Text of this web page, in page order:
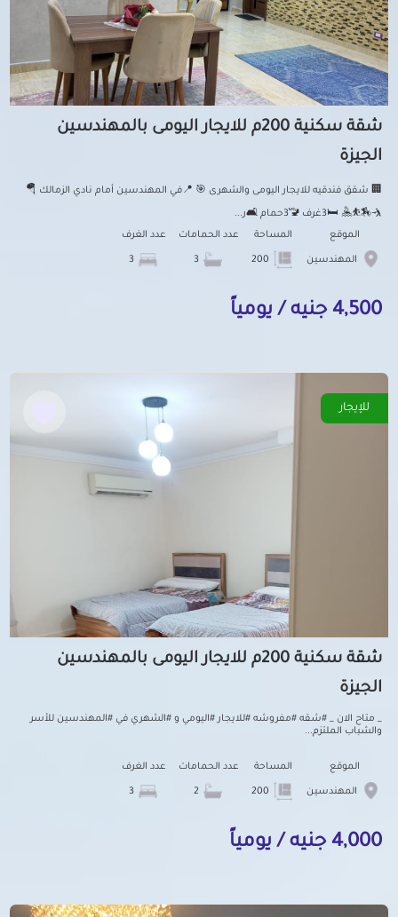
شقة سكنية 200م للايجار اليومى بالمهندسين
الجيزة
🏢 شقق فندقيه للايجار اليومى والشهرى 🎯 📍في المهندسين أمام نادي الزمالك 🪂
🤺🏇⛹️🤽 🛏️3غرف 🚾3حمام 🛋️ر...
الموقع
المهندسين
المساحة عدد الحمامات عدد الغرف
4,500 جنيه / يومياً
للإيجار
شقة سكنية 200م للايجار اليومى بالمهندسين
الجيزة
_ متاح الان _ #شقه #مفروشه #للايجار #اليومي و #الشهري في #المهندسين للأسر
والشباب الملتزم...
الموقع
المهندسين
المساحة عدد الحمامات عدد الغرف
4,000 جنيه / يومياً